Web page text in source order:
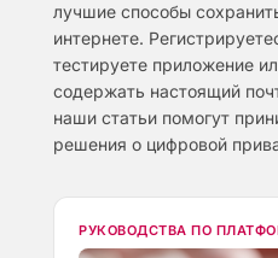
лучшие способы
интернете.
тестируете приложение
содержать настоящий
наши статьи помогут
решения о цифровой
РУКОВОДСТВА ПО